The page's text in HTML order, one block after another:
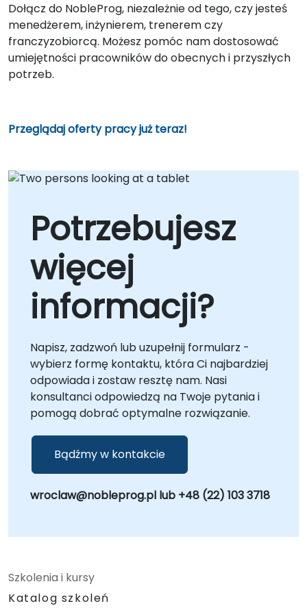
Dołącz do NobleProg, niezależnie od tego, czy jesteś
menedżerem, inżynierem, trenerem czy
franczyzobiorcą. Możesz pomóc nam dostosować
umiejętności pracowników do obecnych i przyszłych
potrzeb.
Przeglądaj oferty pracy już teraz!
Potrzebujesz
więcej
informacji?
Napisz, zadzwoń lub uzupełnij formularz -
wybierz formę kontaktu, która Ci najbardziej
odpowiada i zostaw resztę nam. Nasi
konsultanci odpowiedzą na Twoje pytania i
pomogą dobrać optymalne rozwiązanie.
Bądźmy w kontakcie
wroclaw@nobleprog.pl lub +48 (22) 103 3718
Szkolenia i kursy
Katalog szkoleń